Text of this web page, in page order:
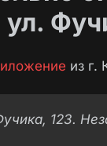
ул.
из г.
123.